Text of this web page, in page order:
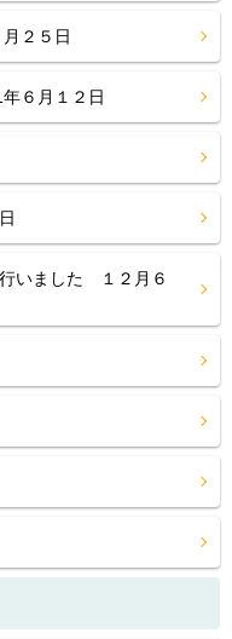
２５日
６月１２日
いました １２月６